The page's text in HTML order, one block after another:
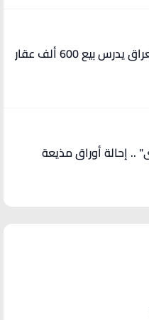
قيمتها 150 مليار دولار .. العراق يدرس بيع 600 ألف عقار
في قضية "المخدرات الكبرى" .. إحالة أوراق مذيعة